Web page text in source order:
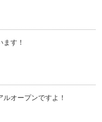
す！
オープンですよ！